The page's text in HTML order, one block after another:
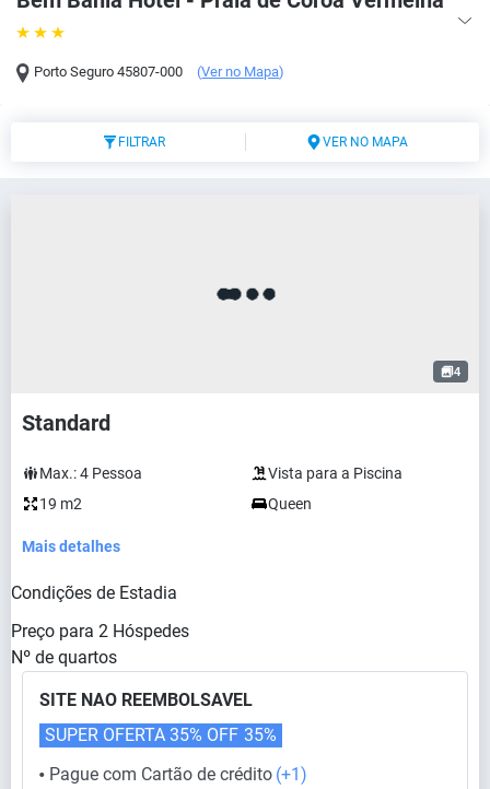
Porto Seguro 45807-000 (Ver no Mapa)
FILTRAR VER NO MAPA
4
Standard
Max.:4 Pessoa
Vista para a Piscina
19 m2
Queen
Mais detalhes
Condições de Estadia
Preço para 2 Hóspedes
Nº de quartos
SITE NAO REEMBOLSAVEL
⬤ Pague com Cartão de crédito (+1)
SUPER OFERTA 35% OFF 35%